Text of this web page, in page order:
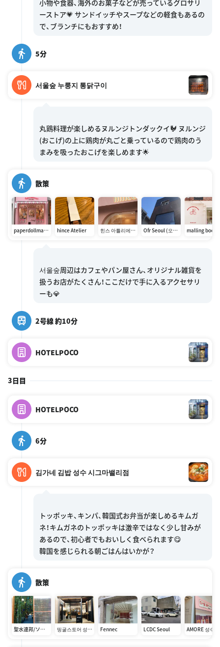
小物や食器、海外のお菓子などが売っているグロサリ
ーストア💗 サンドイッチやスープなどの軽食もあるの
5分
서울숲 누룽지 통닭구이
丸鶏料理が楽しめるヌルンジトンダックイ🐓 ヌルンジ
(おこげ)の上に鶏肉が丸ごと乗っているので鶏肉のう
散策
paperdollmate
hince Atelier
힌스 아틀리에
Ofr Seoul (오에
malling booth
서울숲周辺はカフェやパン屋さん、オリジナル雑貨を
扱うお店がたくさん！ここだけで手に入るアクセサリ
2号線 約10分
HOTELPOCO
3日目
HOTELPOCO
6分
김가네 김밥 성수 시그마밸리점
トッポッキ、キンパ、韓国式お弁当が楽しめるキムガ
ネ！キムガネのトッポッキは激辛ではなく少し甘みが
あるので、初心者でもおいしく食べられます😋
散策
聖水連邦/ソン
띵굴스토어 성수
Fennec LCDC Seoul AMORE 성수